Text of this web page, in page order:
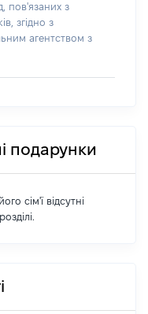
пов'язаних з
згідно з
агентством з
подарунки
сім'ї відсутні